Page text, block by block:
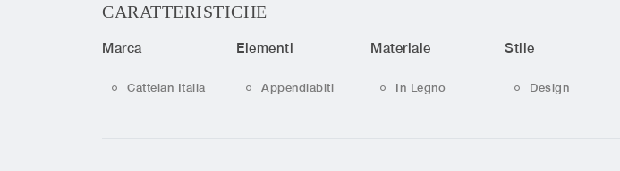
CARATTERISTICHE
Marca
Cattelan Italia
Elementi
Appendiabiti
Materiale
In Legno
Stile
Design